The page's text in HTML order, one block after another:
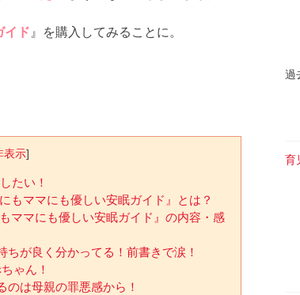
イド 』を購入してみることに。
表示]
たい！
もママにも優しい安眠ガイド』とは？
ママにも優しい安眠ガイド』の内容・感
が良く分かってる！前書きで涙！
ゃん！
は母親の罪悪感から！
過
育